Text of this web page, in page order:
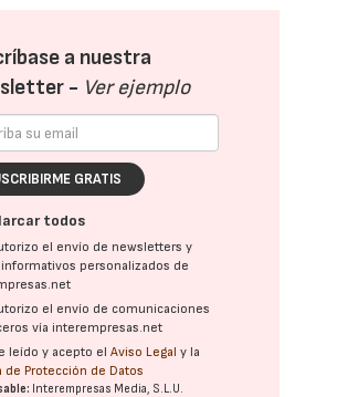
a nuestra
- Ver ejemplo
GRATIS
todos
el envío de newsletters y
personalizados de
el envío de comunicaciones
vía interempresas.net
leído y acepto elAviso Legal y la
de Protección de Datos
Interempresas Media, S.L.U.